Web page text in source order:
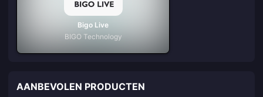
Bigo Live
BIGO Technology
AANBEVOLEN PRODUCTEN